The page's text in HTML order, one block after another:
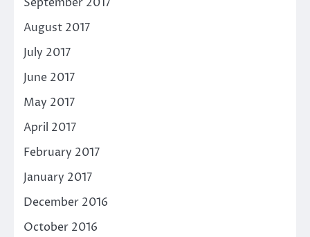
August 2017
July 2017
June 2017
May 2017
April 2017
February 2017
January 2017
December 2016
October 2016